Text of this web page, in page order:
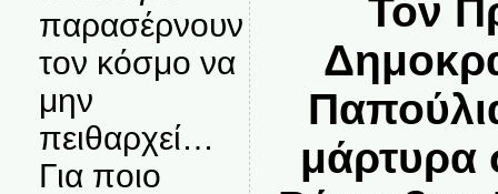
παρασέρνουν
τον κόσμο να
μην
πειθαρχεί…
Για ποιο
Τον
μάρτυρα